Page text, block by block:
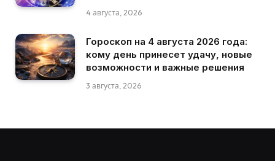
4 августа, 2026
Гороскоп на 4 августа 2026 года:
кому день принесет удачу, новые
возможности и важные решения
3 августа, 2026